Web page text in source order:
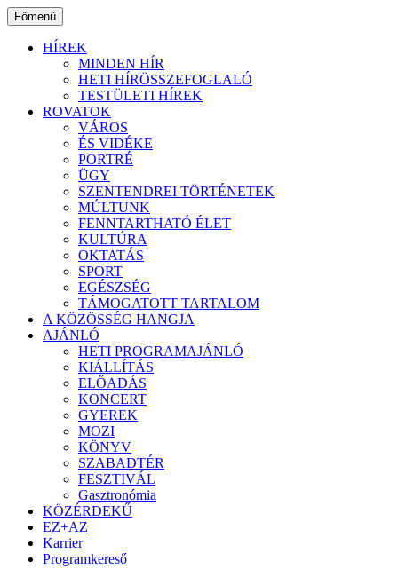
Ugrás
a
tartalomhoz
Főmenü
HÍREK
MINDEN HÍR
HETI HÍRÖSSZEFOGLALÓ
TESTÜLETI HÍREK
ROVATOK
VÁROS
ÉS VIDÉKE
PORTRÉ
ÜGY
SZENTENDREI TÖRTÉNETEK
MÚLTUNK
FENNTARTHATÓ ÉLET
KULTÚRA
OKTATÁS
SPORT
EGÉSZSÉG
TÁMOGATOTT TARTALOM
A KÖZÖSSÉG HANGJA
AJÁNLÓ
HETI PROGRAMAJÁNLÓ
KIÁLLÍTÁS
ELŐADÁS
KONCERT
GYEREK
MOZI
KÖNYV
SZABADTÉR
FESZTIVÁL
Gasztronómia
KÖZÉRDEKŰ
EZ+AZ
Karrier
Programkereső